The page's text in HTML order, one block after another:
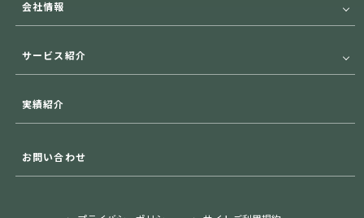
会社情報
サービス紹介
実績紹介
お問い合わせ